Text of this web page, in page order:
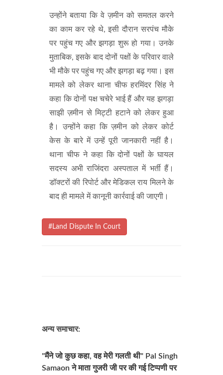
उन्होंने बताया कि वे ज़मीन को समतल करने
का काम कर रहे थे, इसी दौरान सरपंच मौके
पर पहुंच गए और झगड़ा शुरू हो गया। उनके
मुताबिक, इसके बाद दोनों पक्षों के परिवार वाले
भी मौके पर पहुंच गए और झगड़ा बढ़ गया। इस
मामले को लेकर थाना चीफ हरमिंदर सिंह ने
कहा कि दोनों पक्ष चचेरे भाई हैं और यह झगड़ा
साझी ज़मीन से मिट्टी हटाने को लेकर हुआ
है। उन्होंने कहा कि ज़मीन को लेकर कोर्ट
केस के बारे में उन्हें पूरी जानकारी नहीं है।
थाना चीफ ने कहा कि दोनों पक्षों के घायल
सदस्य अभी राजिंदरा अस्पताल में भर्ती हैं।
डॉक्टरों की रिपोर्ट और मेडिकल राय मिलने के
बाद ही मामले में कानूनी कार्रवाई की जाएगी।
#Land Dispute In Court
अन्य समाचार:
"मैंने जो कुछ कहा, वह मेरी गलती थी" Pal Singh
Samaon ने माता गुजरी जी पर की गई टिप्पणी पर